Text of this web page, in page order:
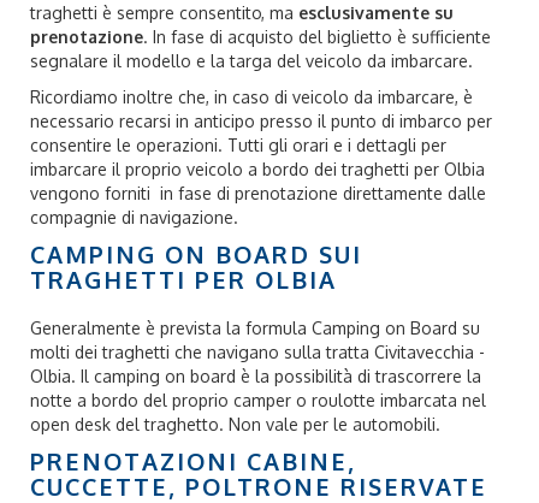
traghetti è sempre consentito, ma esclusivamente su
prenotazione. In fase di acquisto del biglietto è sufficiente
segnalare il modello e la targa del veicolo da imbarcare.
Ricordiamo inoltre che, in caso di veicolo da imbarcare, è
necessario recarsi in anticipo presso il punto di imbarco per
consentire le operazioni. Tutti gli orari e i dettagli per
imbarcare il proprio veicolo a bordo dei traghetti per Olbia
vengono forniti in fase di prenotazione direttamente dalle
compagnie di navigazione.
CAMPING ON BOARD SUI
TRAGHETTI PER OLBIA
Generalmente è prevista la formula Camping on Board su
molti dei traghetti che navigano sulla tratta Civitavecchia -
Olbia. Il camping on board è la possibilità di trascorrere la
notte a bordo del proprio camper o roulotte imbarcata nel
open desk del traghetto. Non vale per le automobili.
PRENOTAZIONI CABINE,
CUCCETTE, POLTRONE RISERVATE